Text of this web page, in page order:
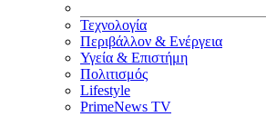
Τεχνολογία
Περιβάλλον & Ενέργεια
Υγεία & Επιστήμη
Πολιτισμός
Lifestyle
PrimeNews TV